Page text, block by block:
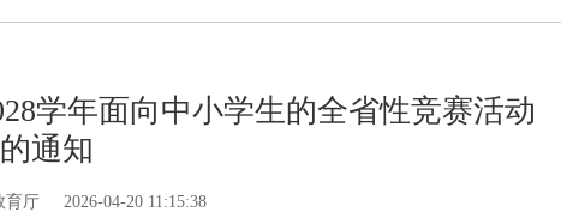
学年面向中小学生的全省性竞赛活动
的通知
育厅 2026-04-20 11:15:38